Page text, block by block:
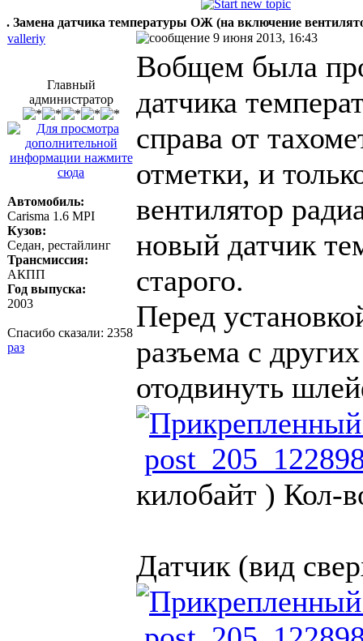
. Замена датчика температуры ОЖ (на включение
valleriy
9 июня 2013, 16:43
Главный
администратор
Автомобиль:
Carisma 1.6 MPI
Кузов:
Седан, рестайлинг
Трансмиссия:
АКПП
Год выпуска:
2003
Спасибо сказали: 2358
раз
Вобщем была
датчика
справа от
отметки, и
вентилятор
новый датчик
старого.
Перед
разъема с
отодвинуть
килобайт ) Кол-
Датчик (вид